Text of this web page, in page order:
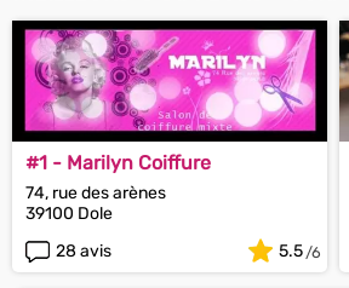
#1 - Marilyn Coiffure
74, rue des arènes
39100 Dole
28 avis
5.5